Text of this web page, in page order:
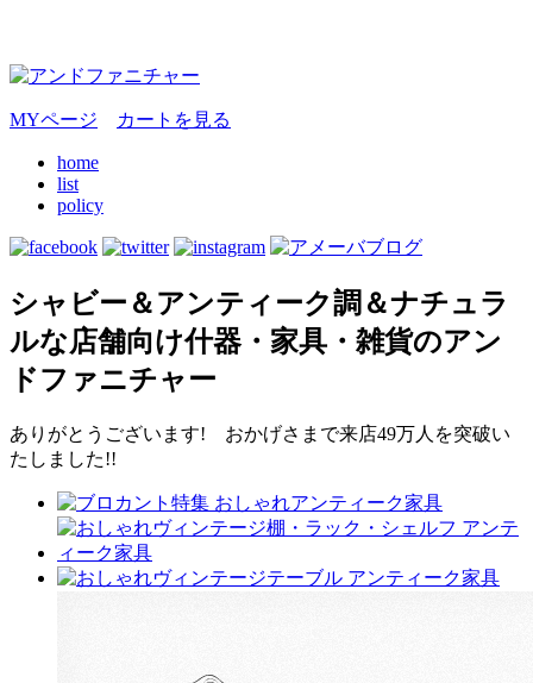
MYページ カートを見る
home
list
policy
シャビー＆アンティーク調＆ナチュラ
ルな店舗向け什器・家具・雑貨のアン
ドファニチャー
ありがとうございます! おかげさまで来店49万人を突破い
たしました!!